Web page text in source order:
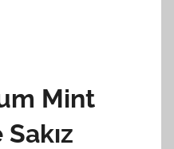
Mint